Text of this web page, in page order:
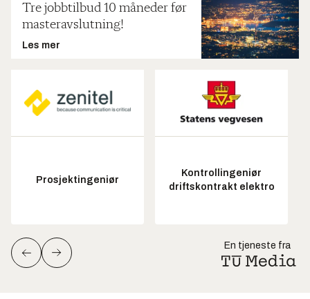
Tre jobbtilbud 10 måneder før
masteravslutning!
Les mer
Prosjektingeniør
Kontrollingeniør
driftskontrakt elektro
En tjeneste fra